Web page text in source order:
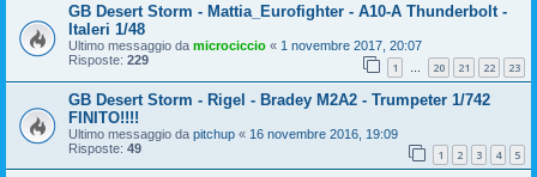
GB Desert Storm - Mattia_Eurofighter - A10-A Thunderbolt -
Italeri 1/48
Ultimo messaggio da microciccio « 1 novembre 2017, 20:07
Risposte: 229 1 … 20 21 22 23
GB Desert Storm - Rigel - Bradey M2A2 - Trumpeter 1/742
FINITO!!!!
Ultimo messaggio da pitchup « 16 novembre 2016, 19:09
Risposte: 49 1 2 3 4 5